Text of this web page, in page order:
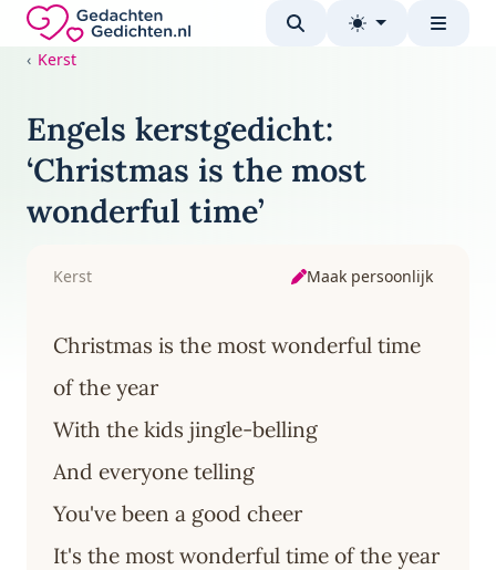
Direct naar de inhoud
Gedachten-Gedichten.nl — naar de homepage
Kerst
Engels kerstgedicht:
‘Christmas is the most
wonderful time’
Kerst Maak persoonlijk
Christmas is the most wonderful time
of the year
With the kids jingle-belling
And everyone telling
You've been a good cheer
It's the most wonderful time of the year